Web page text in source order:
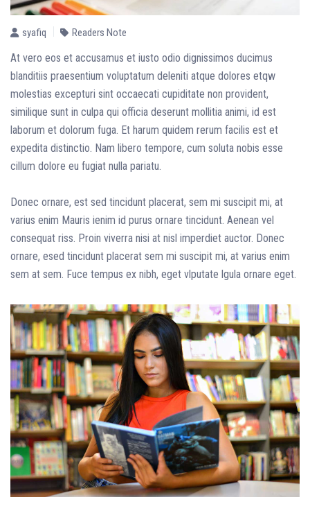
syafiq Readers Note
At vero eos et accusamus et iusto odio dignissimos ducimus
blanditiis praesentium voluptatum deleniti atque dolores etqw
molestias excepturi sint occaecati cupiditate non provident,
similique sunt in culpa qui officia deserunt mollitia animi, id est
laborum et dolorum fuga. Et harum quidem rerum facilis est et
expedita distinctio. Nam libero tempore, cum soluta nobis esse
cillum dolore eu fugiat nulla pariatu.
Donec ornare, est sed tincidunt placerat, sem mi suscipit mi, at
varius enim Mauris ienim id purus ornare tincidunt. Aenean vel
consequat riss. Proin viverra nisi at nisl imperdiet auctor. Donec
ornare, esed tincidunt placerat sem mi suscipit mi, at varius enim
sem at sem. Fuce tempus ex nibh, eget vlputate lgula ornare eget.